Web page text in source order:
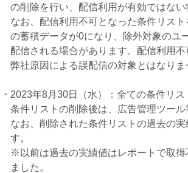
の削除を行い、配信利用が有効ではない
なお、配信利用不可となった条件リス
の蓄積データが0になり、除外対象のユ
配信される場合があります。配信利用
弊社原因による誤配信の対象とはなりま
2023年8月30日（水）：全ての条件リス
条件リストの削除後は、広告管理ツー
なお、削除された条件リストの過去の
す。
※以前は過去の実績値はレポートで取
ました。